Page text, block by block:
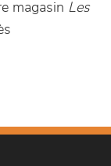
magasin Les